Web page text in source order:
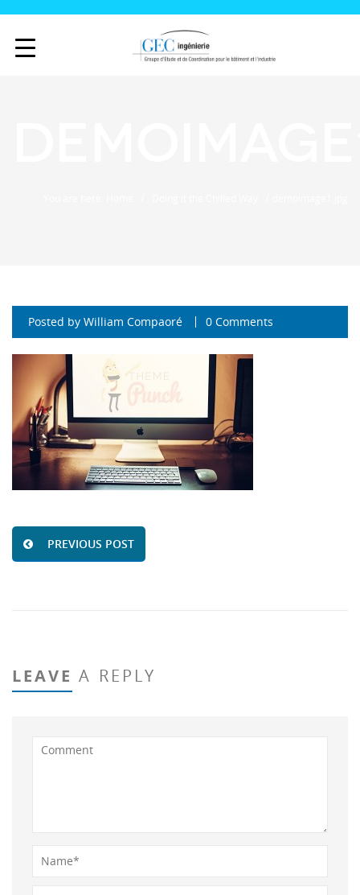
Posted by William Compaoré 0 Comments
PREVIOUS POST
LEAVE A REPLY